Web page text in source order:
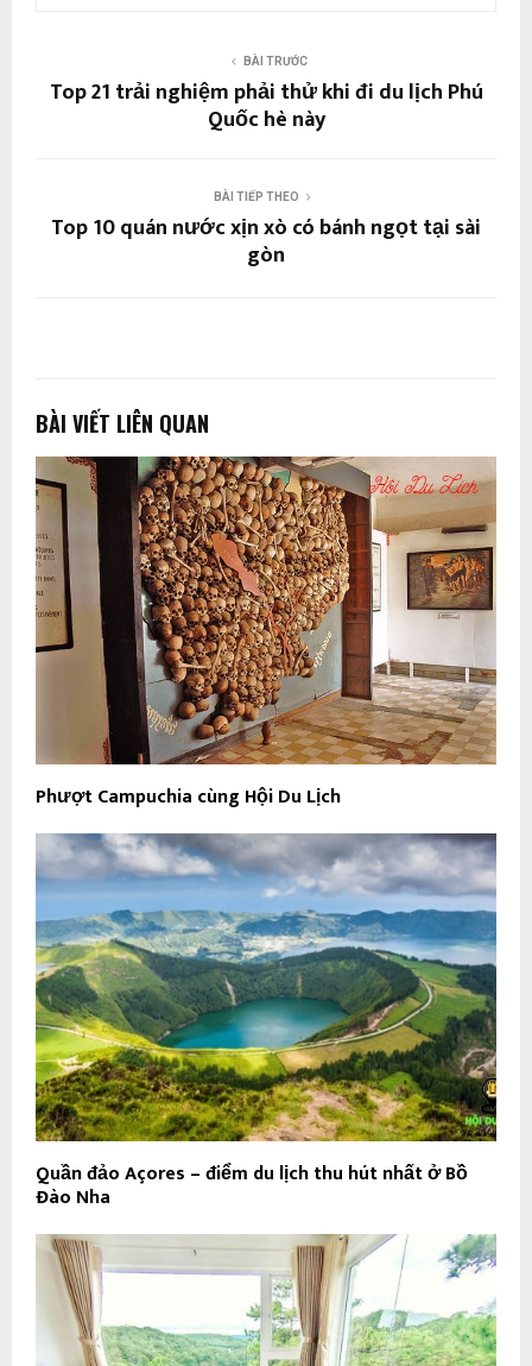
BÀI TRƯỚC
Top 21 trải nghiệm phải thử khi đi du lịch Phú
Quốc hè này
BÀI TIẾP THEO
Top 10 quán nước xịn xò có bánh ngọt tại sài
gòn
BÀI VIẾT LIÊN QUAN
Phượt Campuchia cùng Hội Du Lịch
Quần đảo Açores – điểm du lịch thu hút nhất ở Bồ
Đào Nha